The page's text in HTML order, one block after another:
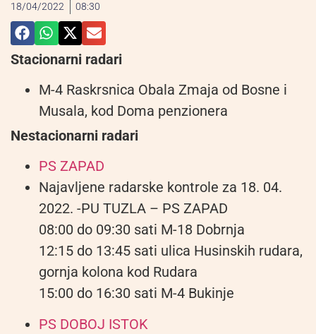
18/04/2022 08:30
Stacionarni radari
M-4 Raskrsnica Obala Zmaja od Bosne i
Musala, kod Doma penzionera
Nestacionarni radari
PS ZAPAD
Najavljene radarske kontrole za 18. 04.
2022. -PU TUZLA – PS ZAPAD
08:00 do 09:30 sati M-18 Dobrnja
12:15 do 13:45 sati ulica Husinskih rudara,
gornja kolona kod Rudara
15:00 do 16:30 sati M-4 Bukinje
PS DOBOJ ISTOK